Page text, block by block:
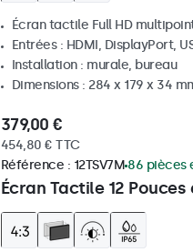
Écran tactile Full HD
Entrées : HDMI, DisplayPort,
Installation : murale, bureau
Dimensions : 284 x 179 x 34
379,00 €
454,80 € TTC
Écran Tactile 12
Référence : 12TSV7M 86 pièces